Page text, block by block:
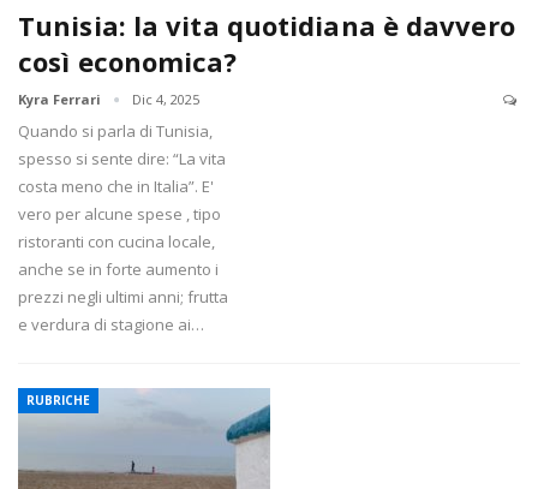
Tunisia: la vita quotidiana è davvero
così economica?
Kyra Ferrari Dic 4, 2025
Quando si parla di Tunisia,
spesso si sente dire: “La vita
costa meno che in Italia”. E'
vero per alcune spese , tipo
ristoranti con cucina locale,
anche se in forte aumento i
prezzi negli ultimi anni; frutta
e verdura di stagione ai…
RUBRICHE